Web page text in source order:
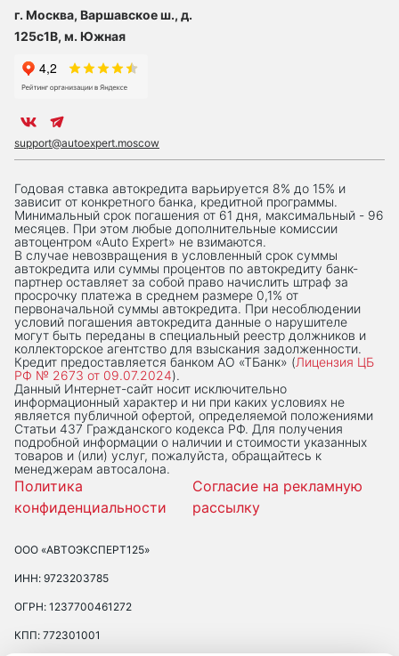
г. Москва, Варшавское ш., д.
125с1В, м. Южная
support@autoexpert.moscow
Годовая ставка автокредита варьируется 8% до 15% и
зависит от конкретного банка, кредитной программы.
Минимальный срок погашения от 61 дня, максимальный - 96
месяцев. При этом любые дополнительные комиссии
автоцентром «Auto Expert» не взимаются.
В случае невозвращения в условленный срок суммы
автокредита или суммы процентов по автокредиту банк-
партнер оставляет за собой право начислить штраф за
просрочку платежа в среднем размере 0,1% от
первоначальной суммы автокредита. При несоблюдении
условий погашения автокредита данные о нарушителе
могут быть переданы в специальный реестр должников и
коллекторское агентство для взыскания задолженности.
Кредит предоставляется банком АО «ТБанк» (Лицензия ЦБ
РФ № 2673 от 09.07.2024).
Данный Интернет-сaйт носит исключительно
информационный характер и ни при каких условиях не
является публичной офертой, определяемой положениями
Статьи 437 Гражданского кодекса РФ. Для получения
подробной информации о наличии и стоимости указанных
товаров и (или) услуг, пожалуйста, обращайтесь к
менеджерам автосалона.
Политика
конфиденциальности
Согласие на рекламную
рассылку
ООО «АВТОЭКСПЕРТ125»
ИНН: 9723203785
ОГРН: 1237700461272
КПП: 772301001